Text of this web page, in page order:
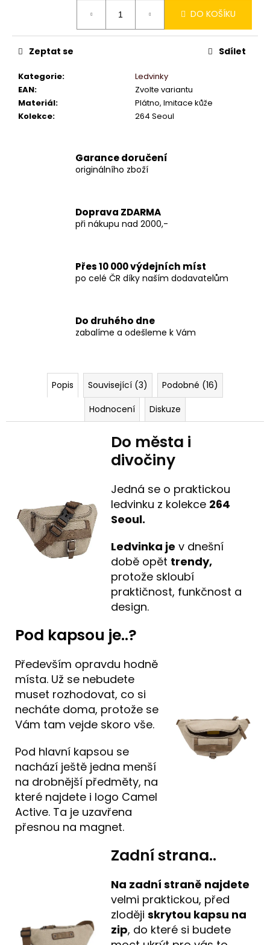
DO KOŠÍKU
Kategorie:
Ledvinky
EAN:
Zvolte variantu
Materiál:
Plátno, Imitace kůže
Kolekce: 264 Seoul
Zeptat se Sdílet
Garance doručení
originálního zboží
Doprava ZDARMA
při nákupu nad 2000,-
Přes 10 000 výdejních míst
po celé ČR díky naším dodavatelům
Do druhého dne
zabalíme a odešleme k Vám
Popis Související (3)
Podobné (16)
Hodnocení
Diskuze
Do města i
divočiny
Jedná se o praktickou
ledvinku z kolekce 264
Seoul.
Ledvinka je v dnešní
době opět trendy,
protože skloubí
praktičnost, funkčnost a
design.
Pod kapsou je..?
Především opravdu hodně
místa. Už se nebudete
muset rozhodovat, co si
necháte doma, protože se
Vám tam vejde skoro vše.
Pod hlavní kapsou se
nachází ještě jedna menší
na drobnější předměty, na
které najdete i logo Camel
Active. Ta je uzavřena
přesnou na magnet.
Zadní strana..
Na zadní straně najdete
velmi praktickou, před
zlodějiskrytou kapsu na
zip, do které si budete